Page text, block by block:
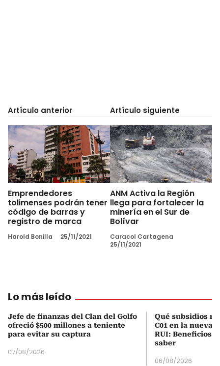
Artículo anterior
Emprendedores
tolimenses podrán tener
código de barras y
registro de marca
Harold Bonilla 25/11/2021
Artículo siguiente
ANM Activa la Región
llega para fortalecer la
minería en el Sur de
Bolívar
Caracol Cartagena
25/11/2021
Lo más leído
Jefe de finanzas del Clan del Golfo
ofreció $500 millones a teniente
para evitar su captura
07/08/2026
Qué subsidios
C01 en la nueva
RUI: Beneficios
saber
06/08/2026